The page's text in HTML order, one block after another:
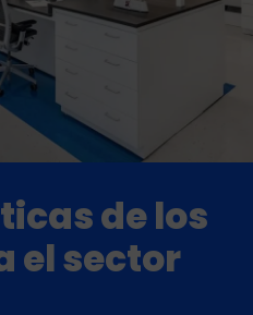
de los
el sector